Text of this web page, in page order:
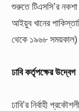
শুরুতে টিএসসি’র
আইয়ুব খানের
থেকে ১৯৬৮ সময়কাল)
ঢাবি কর্তৃপক্ষের উদ্বেগ
ঢাবি’র নির্বাহী